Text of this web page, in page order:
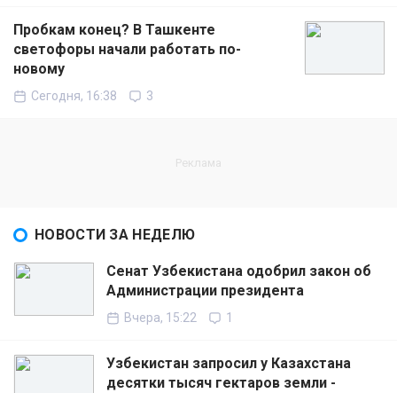
Пробкам конец? В Ташкенте
светофоры начали работать по-
новому
Сегодня, 16:38 3
НОВОСТИ ЗА НЕДЕЛЮ
Сенат Узбекистана одобрил закон об
Администрации президента
Вчера, 15:22 1
Узбекистан запросил у Казахстана
десятки тысяч гектаров земли -